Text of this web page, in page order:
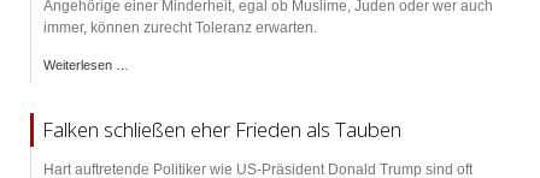
Angehörige einer Minderheit, egal ob Muslime, Juden oder wer auch
immer, können zurecht Toleranz erwarten.
Weiterlesen …
Falken schließen eher Frieden als Tauben
Hart auftretende Politiker wie US-Präsident Donald Trump sind oft